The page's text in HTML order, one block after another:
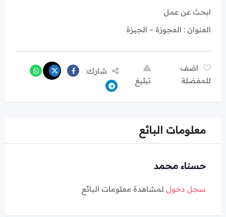
ابحث عن عمل
العنوان : العجوزة – الجيزة
اضف
للمفضلة
تبليغ
شارك:
معلومات البائع
حسناء محمد
سجل دخول لمشاهدة معلومات البائع